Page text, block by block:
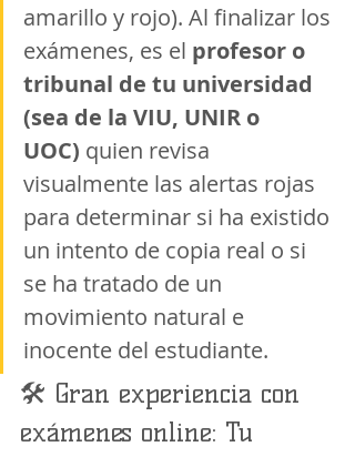
amarillo y rojo). Al finalizar los
exámenes, es el profesor o
tribunal de tu universidad
(sea de la VIU, UNIR o
UOC) quien revisa
visualmente las alertas rojas
para determinar si ha existido
un intento de copia real o si
se ha tratado de un
movimiento natural e
inocente del estudiante.
🛠️ Gran experiencia con
exámenes online: Tu